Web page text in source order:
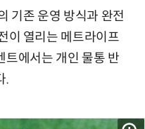
기존 운영 방식과 완전
이 열리는 메트라이프
트에서는 개인 물통 반
.